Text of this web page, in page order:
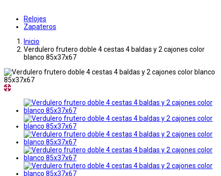
Relojes
Zapateros
Inicio
Verdulero frutero doble 4 cestas 4 baldas y 2 cajones color
blanco 85x37x67